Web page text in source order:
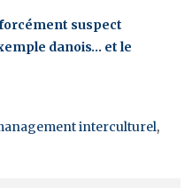
suspect
danois… et le
interculturel,